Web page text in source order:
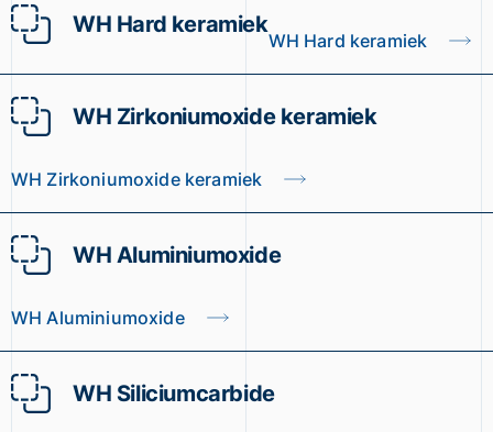
WH Hard keramiek
WH Hard keramiek
WH Zirkoniumoxide keramiek
WH Zirkoniumoxide keramiek
WH Aluminiumoxide
WH Aluminiumoxide
WH Siliciumcarbide